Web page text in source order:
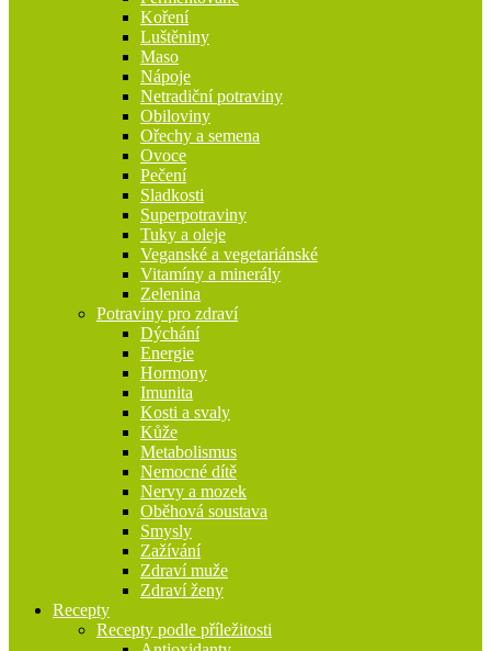
Koření
Luštěniny
Maso
Nápoje
Netradiční potraviny
Obiloviny
Ořechy a semena
Ovoce
Pečení
Sladkosti
Superpotraviny
Tuky a oleje
Veganské a vegetariánské
Vitamíny a minerály
Zelenina
Potraviny pro zdraví
Dýchání
Energie
Hormony
Imunita
Kosti a svaly
Kůže
Metabolismus
Nemocné dítě
Nervy a mozek
Oběhová soustava
Smysly
Zažívání
Zdraví muže
Zdraví ženy
Recepty
Recepty podle příležitosti